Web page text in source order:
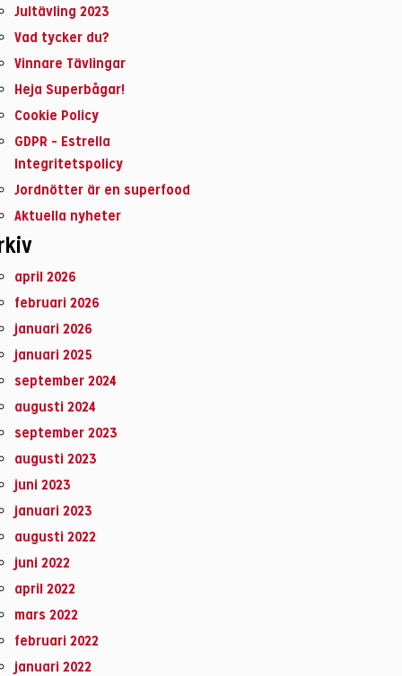
Jultävling 2023
Vad tycker du?
Vinnare Tävlingar
Heja Superbågar!
Cookie Policy
GDPR – Estrella
Integritetspolicy
Jordnötter är en superfood
Aktuella nyheter
april 2026
februari 2026
januari 2026
januari 2025
september 2024
augusti 2024
september 2023
augusti 2023
juni 2023
januari 2023
augusti 2022
juni 2022
april 2022
mars 2022
februari 2022
januari 2022